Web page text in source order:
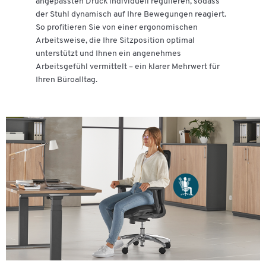
der Stuhl dynamisch auf Ihre Bewegungen reagiert.
So profitieren Sie von einer ergonomischen
Arbeitsweise, die Ihre Sitzposition optimal
unterstützt und Ihnen ein angenehmes
Arbeitsgefühl vermittelt – ein klarer Mehrwert für
Ihren Büroalltag.